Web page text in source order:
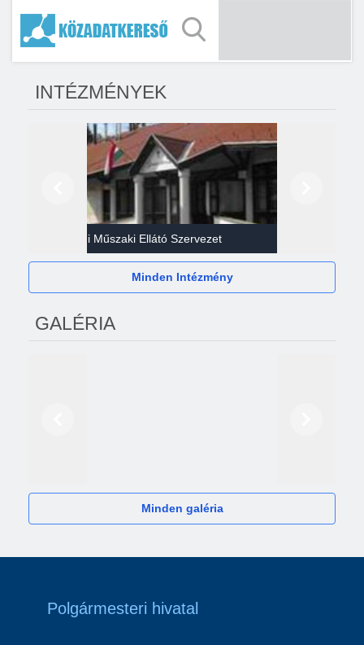
INTÉZMÉNYEK
Gazdasági Műszaki Ellátó Szervezet
Minden Intézmény
GALÉRIA
Minden galéria
Polgármesteri hivatal